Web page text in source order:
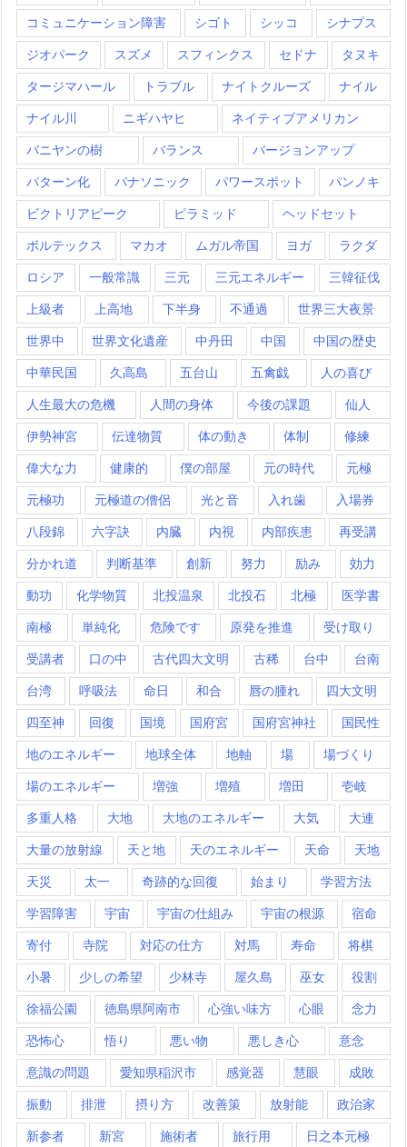
コミュニケーション障害 シゴト シッコ シナプス
ジオパーク スズメ スフィンクス セドナ タヌキ
タージマハール トラブル ナイトクルーズ ナイル
ナイル川 ニギハヤヒ ネイティブアメリカン
バニヤンの樹 バランス バージョンアップ
パターン化 パナソニック パワースポット パンノキ
ビクトリアピーク ピラミッド ヘッドセット
ボルテックス マカオ ムガル帝国 ヨガ ラクダ
ロシア 一般常識 三元 三元エネルギー 三韓征伐
上級者 上高地 下半身 不通過 世界三大夜景
世界中 世界文化遺産 中丹田 中国 中国の歴史
中華民国 久高島 五台山 五禽戯 人の喜び
人生最大の危機 人間の身体 今後の課題 仙人
伊勢神宮 伝達物質 体の動き 体制 修練
偉大な力 健康的 僕の部屋 元の時代 元極
元極功 元極道の僧侶 光と音 入れ歯 入場券
八段錦 六字訣 内臓 内視 内部疾患 再受講
分かれ道 判断基準 創新 努力 励み 効力
動功 化学物質 北投温泉 北投石 北極 医学書
南極 単純化 危険です 原発を推進 受け取り
受講者 口の中 古代四大文明 古稀 台中 台南
台湾 呼吸法 命日 和合 唇の腫れ 四大文明
四至神 回復 国境 国府宮 国府宮神社 国民性
地のエネルギー 地球全体 地軸 場 場づくり
場のエネルギー 増強 増殖 増田 壱岐
多重人格 大地 大地のエネルギー 大気 大連
大量の放射線 天と地 天のエネルギー 天命 天地
天災 太一 奇跡的な回復 始まり 学習方法
学習障害 宇宙 宇宙の仕組み 宇宙の根源 宿命
寄付 寺院 対応の仕方 対馬 寿命 将棋
小暑 少しの希望 少林寺 屋久島 巫女 役割
徐福公園 徳島県阿南市 心強い味方 心眼 念力
恐怖心 悟り 悪い物 悪しき心 意念
意識の問題 愛知県稲沢市 感覚器 慧眼 成敗
振動 排泄 摂り方 改善策 放射能 政治家
新参者 新宮 施術者 旅行用 日之本元極